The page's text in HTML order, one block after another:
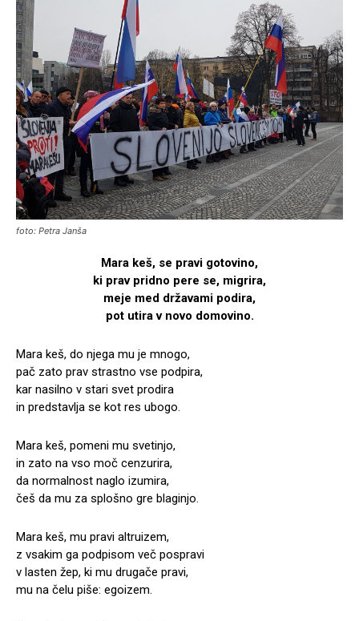
foto: Petra Janša
Mara keš, se pravi gotovino,
ki prav pridno pere se, migrira,
meje med državami podira,
pot utira v novo domovino.
Mara keš, do njega mu je mnogo,
pač zato prav strastno vse podpira,
kar nasilno v stari svet prodira
in predstavlja se kot res ubogo.
Mara keš, pomeni mu svetinjo,
in zato na vso moč cenzurira,
da normalnost naglo izumira,
češ da mu za splošno gre blaginjo.
Mara keš, mu pravi altruizem,
z vsakim ga podpisom več pospravi
v lasten žep, ki mu drugače pravi,
mu na čelu piše: egoizem.